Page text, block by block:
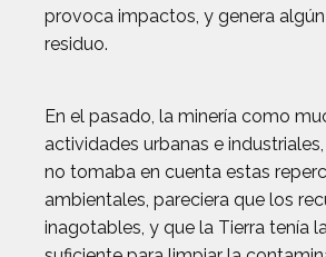
provoca impactos, y genera
residuo.
En el pasado, la minería como
actividades urbanas e
no tomaba en cuenta estas
ambientales, pareciera que los
inagotables, y que la Tierra tenía